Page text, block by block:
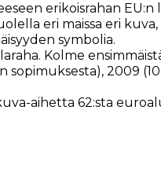
erikoisrahan
eri maissa eri
symbolia.
Kolme
sopimuksesta), 2009
aihetta 62:sta